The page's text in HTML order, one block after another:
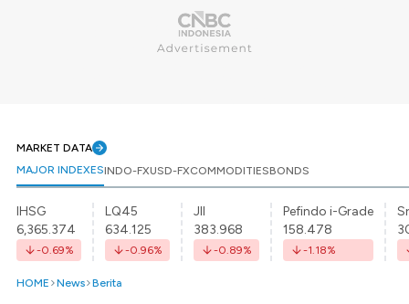
MARKET DATA
MAJOR INDEXESINDO-FXUSD-FXCOMMODITIESBONDS
IHSG
6,365.374
-0.69%
LQ45
634.125
-0.96%
JII
383.968
-0.89%
Pefindo i-Grade
158.478
-1.18%
HOME News Berita